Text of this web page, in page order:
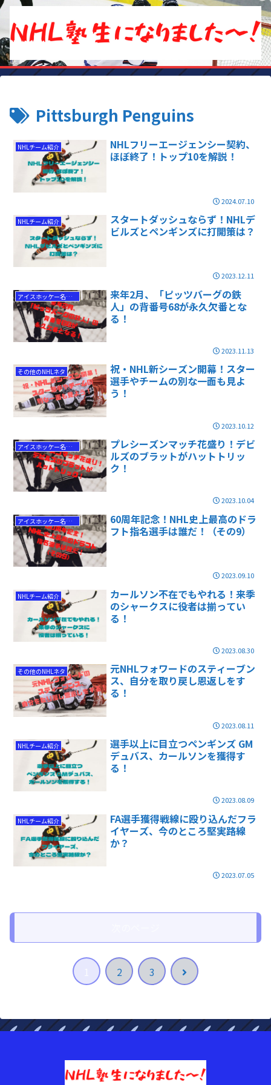
Pittsburgh Penguins
NHLチーム紹介
NHLフリーエージェンシー契約、
ほぼ終了！トップ10を解説！
2024.07.10
NHLチーム紹介
スタートダッシュならず！NHLデ
ビルズとペンギンズに打開策は？
2023.12.11
アイスホッケー名選手
来年2月、「ピッツバーグの鉄
人」の背番号68が永久欠番とな
る！
2023.11.13
その他のNHLネタ
祝・NHL新シーズン開幕！スター
選手やチームの別な一面も見よ
う！
2023.10.12
アイスホッケー名勝負
プレシーズンマッチ花盛り！デビ
ルズのブラットがハットトリッ
ク！
2023.10.04
アイスホッケー名選手
60周年記念！NHL史上最高のドラ
フト指名選手は誰だ！（その9）
2023.09.10
NHLチーム紹介
カールソン不在でもやれる！来季
のシャークスに役者は揃ってい
る！
2023.08.30
その他のNHLネタ
元NHLフォワードのスティーブン
ス、自分を取り戻し恩返しをす
る！
2023.08.11
NHLチーム紹介
選手以上に目立つペンギンズ GM
デュバス、カールソンを獲得す
る！
2023.08.09
NHLチーム紹介
FA選手獲得戦線に殴り込んだフラ
イヤーズ、今のところ堅実路線
か？
2023.07.05
2 3
次